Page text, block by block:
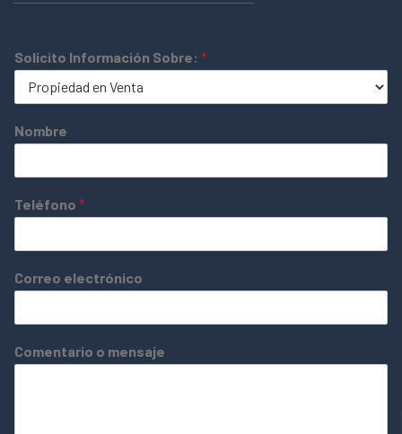
Solicito Información Sobre: *
Nombre
Teléfono *
Correo electrónico
Comentario o mensaje